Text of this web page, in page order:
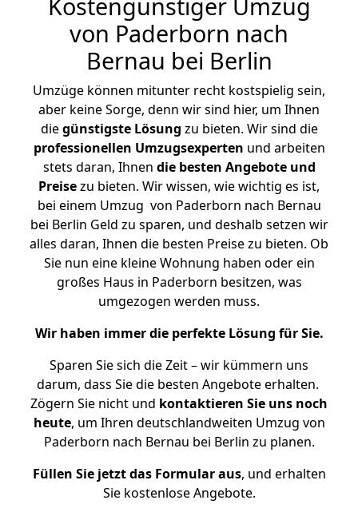
von Paderborn nach
Bernau bei Berlin
Umzüge können mitunter recht kostspielig sein,
aber keine Sorge, denn wir sind hier, um Ihnen
diegünstigste Lösung zu bieten. Wir sind die
professionellen Umzugsexperten und arbeiten
stets daran, Ihnen die besten Angebote und
Preisezu bieten. Wir wissen, wie wichtig es ist,
bei einem Umzug von Paderborn nach Bernau
bei Berlin Geld zu sparen, und deshalb setzen wir
alles daran, Ihnen die besten Preise zu bieten. Ob
Sie nun eine kleine Wohnung haben oder ein
großes Haus in Paderborn besitzen, was
umgezogen werden muss.
Wir haben immer die perfekte Lösung für Sie.
Sparen Sie sich die Zeit – wir kümmern uns
darum, dass Sie die besten Angebote erhalten.
Zögern Sie nicht und kontaktieren Sie uns noch
heute, um Ihren deutschlandweiten Umzug von
Paderborn nach Bernau bei Berlin zu planen.
Füllen Sie jetzt das Formular aus, und erhalten
Sie kostenlose Angebote.